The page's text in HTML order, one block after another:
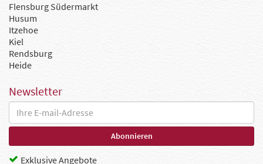
Flensburg Südermarkt
Husum
Itzehoe
Kiel
Rendsburg
Heide
Newsletter
Exklusive Angebote